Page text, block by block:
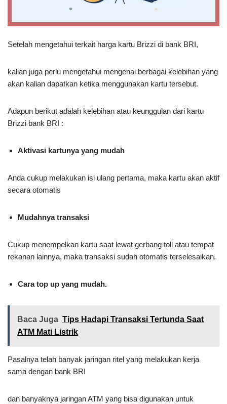
Setelah mengetahui terkait harga kartu Brizzi di bank BRI,
kalian juga perlu mengetahui mengenai berbagai kelebihan yang
akan kalian dapatkan ketika menggunakan kartu tersebut.
Adapun berikut adalah kelebihan atau keunggulan dari kartu
Brizzi bank BRI :
Aktivasi kartunya yang mudah
Anda cukup melakukan isi ulang pertama, maka kartu akan aktif
secara otomatis
Mudahnya transaksi
Cukup menempelkan kartu saat lewat gerbang toll atau tempat
rekanan lainnya, maka transaksi sudah otomatis terselesaikan.
Cara top up yang mudah.
Baca Juga Tips Hadapi Transaksi Tertunda Saat
ATM Mati Listrik
Pasalnya telah banyak jaringan ritel yang melakukan kerja
sama dengan bank BRI
dan banyaknya jaringan ATM yang bisa digunakan untuk